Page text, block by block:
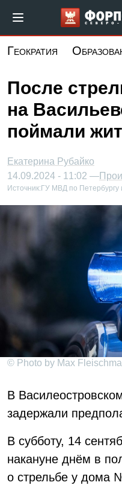
основному
Геократия
После
на
поймали
Екатерина Рубайко
14.09.2024 - 11:02 —
Источник: ГУ МВД по Петербургу
© Photo by Max
В
задержали
В субботу, 14
накануне днём в
о стрельбе у дома